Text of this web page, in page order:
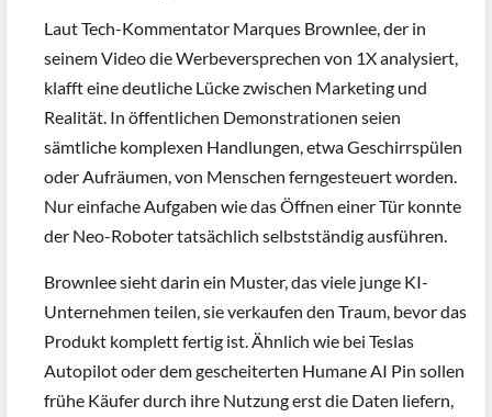
Laut Tech-Kommentator Marques Brownlee, der in
seinem Video die Werbeversprechen von 1X analysiert,
klafft eine deutliche Lücke zwischen Marketing und
Realität. In öffentlichen Demonstrationen seien
sämtliche komplexen Handlungen, etwa Geschirrspülen
oder Aufräumen, von Menschen ferngesteuert worden.
Nur einfache Aufgaben wie das Öffnen einer Tür konnte
der Neo-Roboter tatsächlich selbstständig ausführen.
Brownlee sieht darin ein Muster, das viele junge KI-
Unternehmen teilen, sie verkaufen den Traum, bevor das
Produkt komplett fertig ist. Ähnlich wie bei Teslas
Autopilot oder dem gescheiterten Humane AI Pin sollen
frühe Käufer durch ihre Nutzung erst die Daten liefern,